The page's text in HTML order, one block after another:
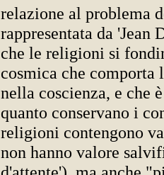
relazione al problema
rappresentata da
che le religioni si
cosmica che
nella coscienza, e che
quanto conservano i
religioni contengono
non hanno valore